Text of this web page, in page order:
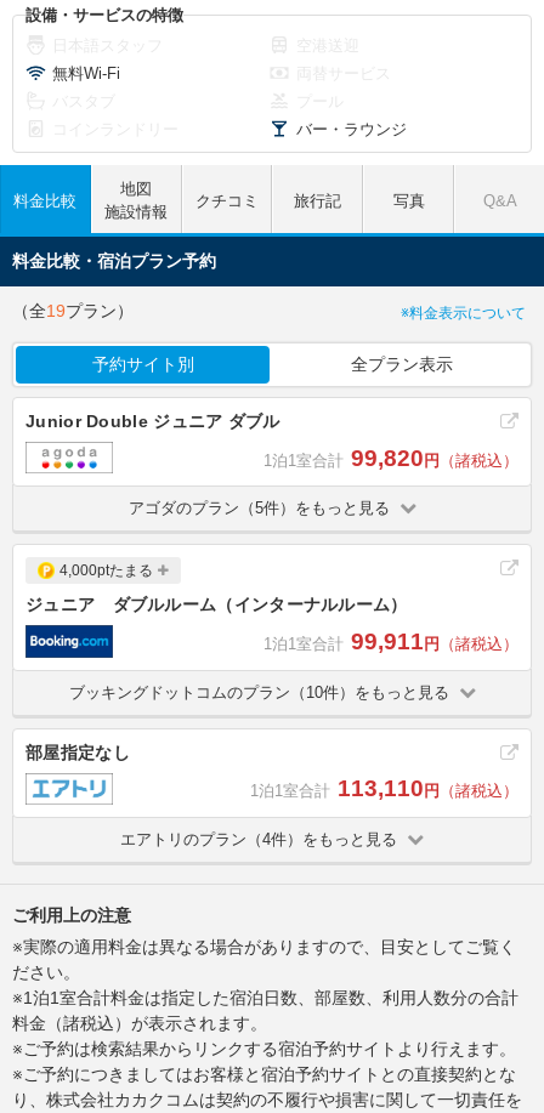
設備・サービスの特徴
無料Wi-Fi
バー・ラウンジ
料金比較
地図
施設情報
クチコミ 旅行記 写真 Q&A
料金比較・宿泊プラン予約
（全19プラン） ※料金表示について
予約サイト別 全プラン表示
Junior Double ジュニア ダブル
1泊1室合計 99,820円 （諸税込）
アゴダのプラン（5件）をもっと見る
4,000ptたまる
ジュニア ダブルルーム（インターナルルーム）
1泊1室合計 99,911 円 （諸税込）
ブッキングドットコムのプラン（10件）をもっと見る
部屋指定なし
1泊1室合計 113,110 円 （諸税込）
エアトリのプラン（4件）をもっと見る
ご利用上の注意
※実際の適用料金は異なる場合がありますので、目安としてご覧く
ださい。
※1泊1室合計料金は指定した宿泊日数、部屋数、利用人数分の合計
料金（諸税込）が表示されます。
※ご予約は検索結果からリンクする宿泊予約サイトより行えます。
※ご予約につきましてはお客様と宿泊予約サイトとの直接契約とな
り、株式会社カカクコムは契約の不履行や損害に関して一切責任を